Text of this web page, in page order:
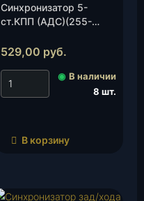
Синхронизатор 5-
ст.КПП (АДС)(255-
529,00 руб.
◉ В наличии
8 шт.
В корзину